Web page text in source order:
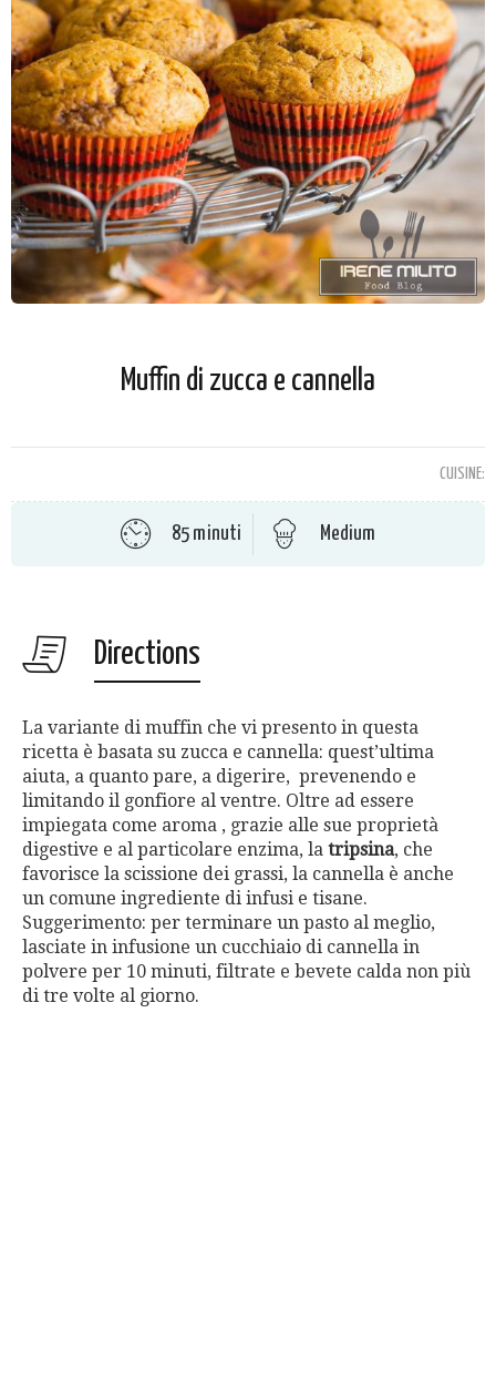
Muffin di zucca e cannella
CUISINE:
85 minuti Medium
Directions
La variante di muffin che vi presento in questa
ricetta è basata su zucca e cannella: quest’ultima
aiuta, a quanto pare, a digerire, prevenendo e
limitando il gonfiore al ventre. Oltre ad essere
impiegata come aroma , grazie alle sue proprietà
digestive e al particolare enzima, la tripsina, che
favorisce la scissione dei grassi, la cannella è anche
un comune ingrediente di infusi e tisane.
Suggerimento: per terminare un pasto al meglio,
lasciate in infusione un cucchiaio di cannella in
polvere per 10 minuti, filtrate e bevete calda non più
di tre volte al giorno.